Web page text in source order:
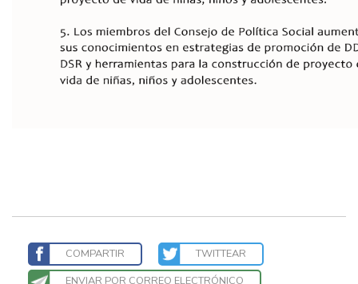
COMPARTIR
TWITTEAR
ENVIAR POR CORREO ELECTRÓNICO